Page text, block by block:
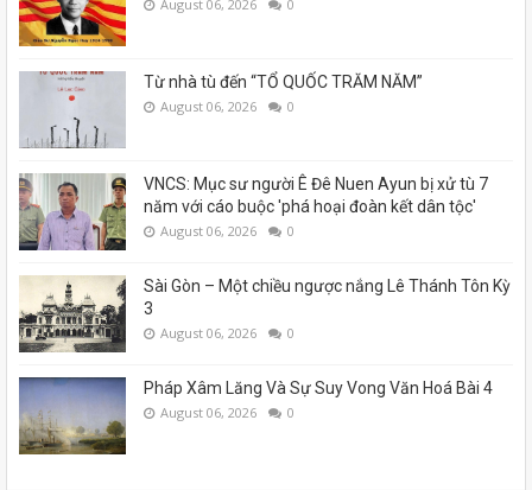
August 06, 2026 0
Từ nhà tù đến “TỔ QUỐC TRĂM NĂM”
August 06, 2026 0
VNCS: Mục sư người Ê Đê Nuen Ayun bị xử tù 7
năm với cáo buộc 'phá hoại đoàn kết dân tộc'
August 06, 2026 0
Sài Gòn – Một chiều ngược nắng Lê Thánh Tôn Kỳ
3
August 06, 2026 0
Pháp Xâm Lăng Và Sự Suy Vong Văn Hoá Bài 4
August 06, 2026 0